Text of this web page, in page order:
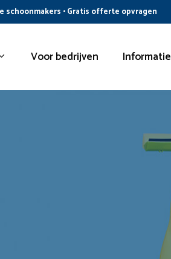
schoonmakers • Gratis offerte opvragen
Voor bedrijven Informatie